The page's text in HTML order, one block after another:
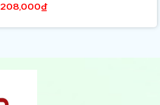
208,000₫